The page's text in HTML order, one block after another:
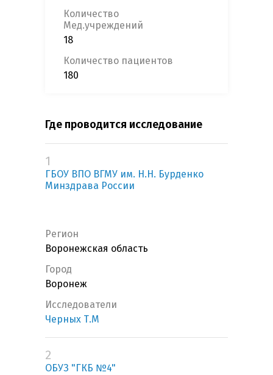
Количество
Мед.учреждений
18
Количество пациентов
180
Где проводится исследование
1
ГБОУ ВПО ВГМУ им. Н.Н. Бурденко
Минздрава России
Регион
Воронежская область
Город
Воронеж
Исследователи
Черных Т.М
2
ОБУЗ "ГКБ №4"